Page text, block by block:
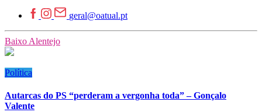
geral@oatual.pt
Baixo Alentejo
Política
Autarcas do PS “perderam a vergonha toda” – Gonçalo
Valente